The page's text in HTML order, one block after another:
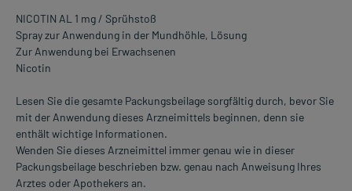
NICOTIN AL 1 mg / Sprühstoß
Spray zur Anwendung in der Mundhöhle, Lösung
Zur Anwendung bei Erwachsenen
Nicotin
Lesen Sie die gesamte Packungsbeilage sorgfältig durch, bevor Sie
mit der Anwendung dieses Arzneimittels beginnen, denn sie
enthält wichtige Informationen.
Wenden Sie dieses Arzneimittel immer genau wie in dieser
Packungsbeilage beschrieben bzw. genau nach Anweisung Ihres
Arztes oder Apothekers an.